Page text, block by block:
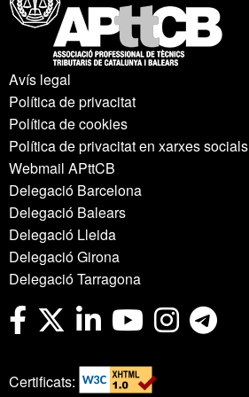
Avís legal
Política de privacitat
Política de cookies
Política de privacitat en xarxes socials
Webmail APttCB
Delegació Barcelona
Delegació Balears
Delegació Lleida
Delegació Girona
Delegació Tarragona
Certificats: